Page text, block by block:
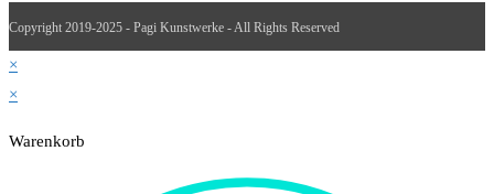
Copyright 2019-2025 - Pagi Kunstwerke - All Rights Reserved
×
×
Warenkorb